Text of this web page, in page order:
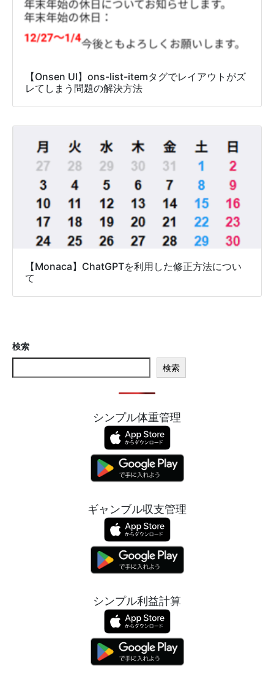
【Onsen UI】ons-list-itemタグでレイアウトがズ
レてしまう問題の解決方法
【Monaca】ChatGPTを利用した修正方法につい
て
検索
検索
シンプル体重管理
ギャンブル収支管理
シンプル利益計算